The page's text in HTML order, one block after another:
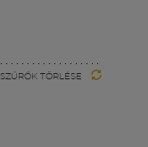
SZŰRŐK TÖRLÉSE